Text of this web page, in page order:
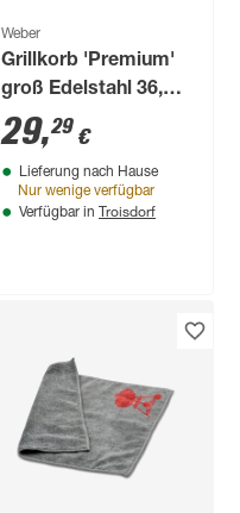
Weber
Grillkorb 'Premium'
groß Edelstahl 36,5
x 26,4 cm
29,29 €
Lieferung nach Hause
Nur wenige verfügbar
Verfügbar in Troisdorf